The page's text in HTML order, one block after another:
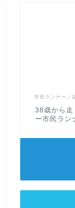
市民ランナー／
38歳から走
ー市民ラン